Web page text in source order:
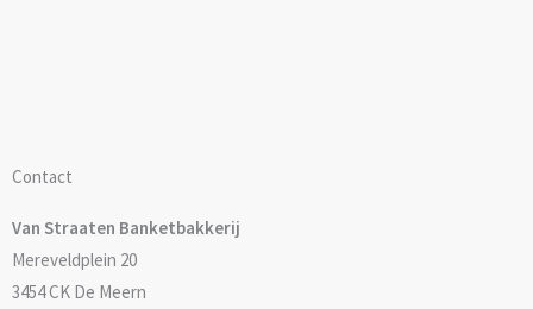
Contact
Van Straaten Banketbakkerij
Mereveldplein 20
3454 CK De Meern